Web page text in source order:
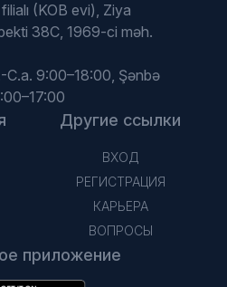
(KOB evi), Ziya
38C, 1969-ci məh.
C.a. 9:00–18:00, Şənbə
Другие ссылки
ВХОД
РЕГИСТРАЦИЯ
КАРЬЕРА
ВОПРОСЫ
приложение